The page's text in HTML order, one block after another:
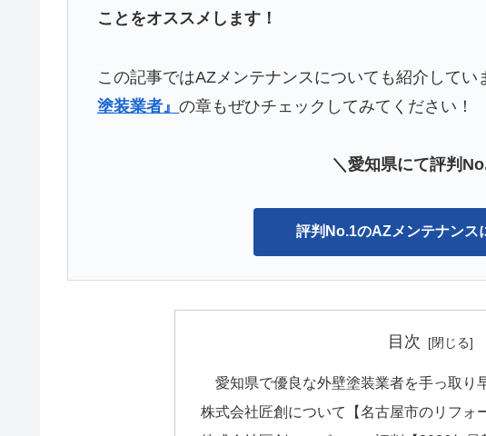
ことをオススメします！
この記事ではAZメンテナンスについても紹介してい
塗装業者』の章もぜひチェックしてみてください！
＼愛知県にて評判
評判No.1のAZメンテナンス
目次
愛知県で優良な外壁塗装業者を手っ取り
株式会社匠創について【名古屋市のリフォ